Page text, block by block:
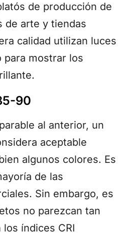
de producción de
de arte y tiendas
calidad utilizan luces
para mostrar los
90
al anterior, un
aceptable
algunos colores. Es
de las
Sin embargo, es
no parezcan tan
índices CRI